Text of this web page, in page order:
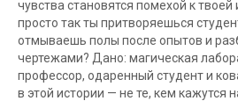
чувства становятся помехой к
просто так ты притворяешься
отмываешь полы после опытов и
чертежами? Дано: магическая
профессор, одаренный студент и
в этой истории — не те, кем кажутся